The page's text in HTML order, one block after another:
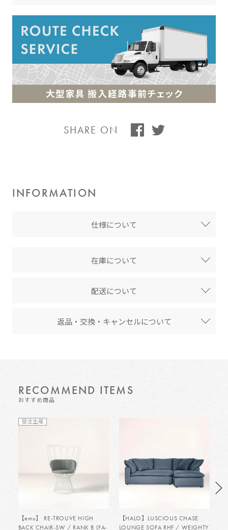
SHARE ON
INFORMATION
仕様について
在庫について
配送について
返品・交換・キャンセルについて
RECOMMEND ITEMS
おすすめ商品
受注生産
【emu】 RE-TROUVE HIGH
BACK CHAIR-SW / RANK B (FA-
【HALO】LUSCIOUS CHASE
LOUNGE SOFA RHF / WEIGHTY